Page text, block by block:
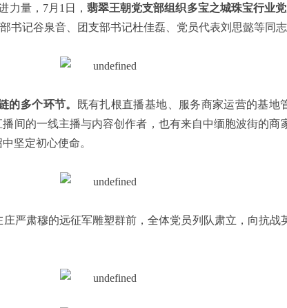
力量，7月1日， 翡翠王朝党支部组织多宝之城珠宝行业
书记谷泉音、团支部书记杜佳磊、党员代表刘思懿等同志
的多个环节。
既有扎根直播基地、服务商家运营的基地
间的一线主播与内容创作者，也有来自中缅胞波街的
坚定初心使命。
严肃穆的远征军雕塑群前，全体党员列队肃立，向抗战